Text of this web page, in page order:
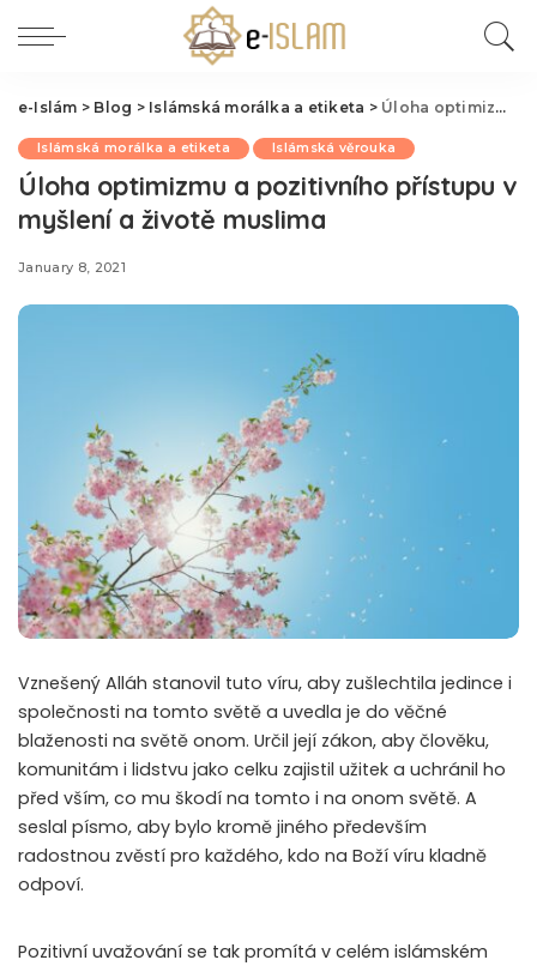
e-Islám > Blog > Islámská morálka a etiketa > Úloha optimizmu a pozitivního přístupu v myšlení a životě muslima
Islámská morálka a etiketa Islámská věrouka
Úloha optimizmu a pozitivního přístupu v
myšlení a životě muslima
January 8, 2021
Vznešený Alláh stanovil tuto víru, aby zušlechtila jedince i
společnosti na tomto světě a uvedla je do věčné
blaženosti na světě onom. Určil její zákon, aby člověku,
komunitám i lidstvu jako celku zajistil užitek a uchránil ho
před vším, co mu škodí na tomto i na onom světě. A
seslal písmo, aby bylo kromě jiného především
radostnou zvěstí pro každého, kdo na Boží víru kladně
odpoví.
Pozitivní uvažování se tak promítá v celém islámském